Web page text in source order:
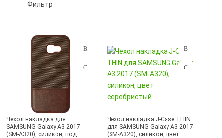
Фильтр
Подбор параметров
Розничная цена
Чехол накладка для
SAMSUNG Galaxy A3 2017
(SM-A320), силикон, под
Чехол накладка J-Case THIN
для SAMSUNG Galaxy A3 2017
(SM-A320), силикон, цвет